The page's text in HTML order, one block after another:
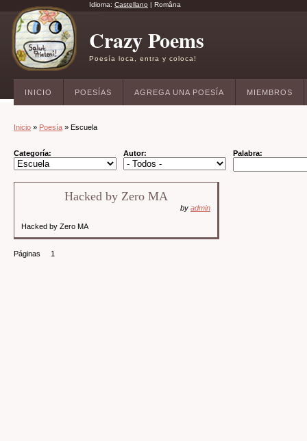
Idioma: Castellano | Româna
Crazy Poems
Poesía loca, entra y coloca!
INICIO POESÍAS AGREGA UNA POESÍA MIEMBROS
Inicio » Poesía » Escuela
Categoría: Autor: Palabra:
Hacked by Zero MA
by admin
Hacked by Zero MA
Páginas 1